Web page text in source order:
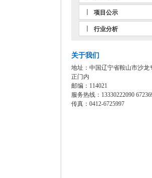
项目公示
行业分析
关于我们
地址：中国辽宁省鞍山市沙龙
正门内
邮编：114021
服务热线：13330222090
传真：0412-6725997